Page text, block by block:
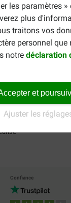
les paramètres »
plus
traitons vos
personnel
notredéclaration
et
Ajuster les
Confiance